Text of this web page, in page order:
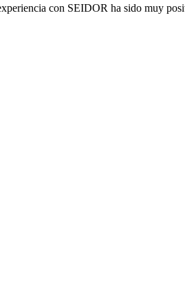
con SEIDOR ha sido muy